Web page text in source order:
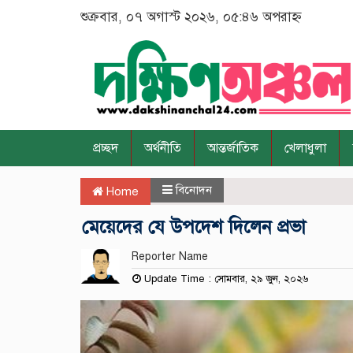
শুক্রবার, ০৭ অগাস্ট ২০২৬, ০৫:৪৬ অপরাহ্ন
প্রচ্ছদ অর্থনীতি আন্তর্জাতিক খেলাধুলা
Home বিনোদন
মেয়েদের যে উপদেশ দিলেন প্রভা
Reporter Name
Update Time : সোমবার, ২৯ জুন, ২০২৬